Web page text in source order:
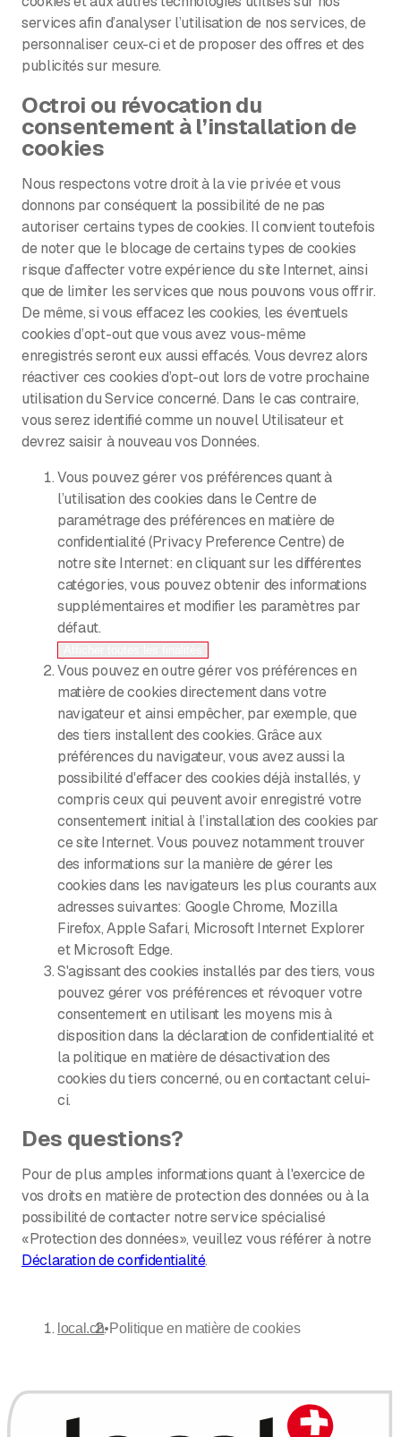
services afin d’analyser l’utilisation de nos services, de
personnaliser ceux-ci et de proposer des offres et des
publicités sur mesure.
Octroi ou révocation du
consentement à l’installation de
cookies
Nous respectons votre droit à la vie privée et vous
donnons par conséquent la possibilité de ne pas
autoriser certains types de cookies. Il convient toutefois
de noter que le blocage de certains types de cookies
risque d’affecter votre expérience du site Internet, ainsi
que de limiter les services que nous pouvons vous offrir.
De même, si vous effacez les cookies, les éventuels
cookies d’opt-out que vous avez vous-même
enregistrés seront eux aussi effacés. Vous devrez alors
réactiver ces cookies d’opt-out lors de votre prochaine
utilisation du Service concerné. Dans le cas contraire,
vous serez identifié comme un nouvel Utilisateur et
devrez saisir à nouveau vos Données.
Vous pouvez gérer vos préférences quant à
l’utilisation des cookies dans le Centre de
paramétrage des préférences en matière de
confidentialité (Privacy Preference Centre) de
notre site Internet: en cliquant sur les différentes
catégories, vous pouvez obtenir des informations
supplémentaires et modifier les paramètres par
défaut.
Vous pouvez en outre gérer vos préférences en
matière de cookies directement dans votre
navigateur et ainsi empêcher, par exemple, que
des tiers installent des cookies. Grâce aux
préférences du navigateur, vous avez aussi la
possibilité d'effacer des cookies déjà installés, y
compris ceux qui peuvent avoir enregistré votre
consentement initial à l’installation des cookies par
ce site Internet. Vous pouvez notamment trouver
des informations sur la manière de gérer les
cookies dans les navigateurs les plus courants aux
adresses suivantes: Google Chrome, Mozilla
Firefox, Apple Safari, Microsoft Internet Explorer
et Microsoft Edge.
S'agissant des cookies installés par des tiers, vous
pouvez gérer vos préférences et révoquer votre
consentement en utilisant les moyens mis à
disposition dans la déclaration de confidentialité et
la politique en matière de désactivation des
cookies du tiers concerné, ou en contactant celui-
ci.
Des questions?
Pour de plus amples informations quant à l'exercice de
vos droits en matière de protection des données ou à la
possibilité de contacter notre service spécialisé
«Protection des données», veuillez vous référer à notre
Déclaration de confidentialité.
local.ch•Politique en matière de cookies